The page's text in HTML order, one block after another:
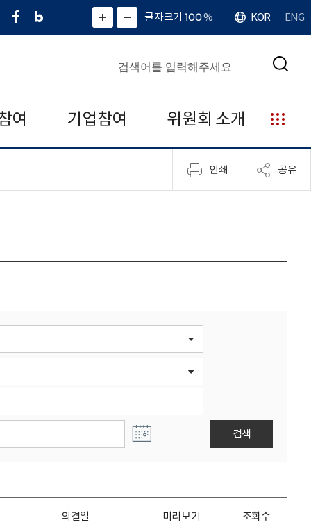
페
네
그
)
화
면
면
소
확
대
치
글자크기 100%
언
어
KOR ENG
통
합
검
색
검
여 기업참여 위원회 소개
누
리
집
안
인쇄 공유
검색
의결일 미리보기 조회수